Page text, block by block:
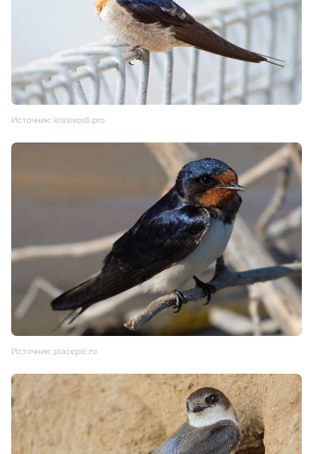
Источник: krasivosti.pro
Источник: placepic.ru